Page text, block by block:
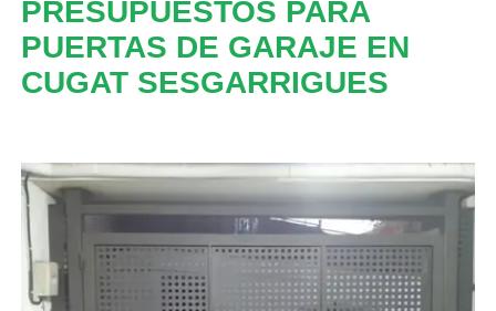
PRESUPUESTOS PARA
PUERTAS DE GARAJE EN
CUGAT SESGARRIGUES